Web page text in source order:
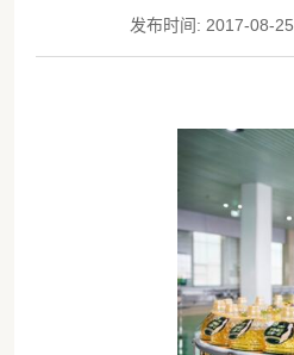
发布时间: 2017-08-25